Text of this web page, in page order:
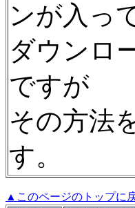
ンが入っ
ダウンロ
ですが
その方法
す。
▲このページのトップに